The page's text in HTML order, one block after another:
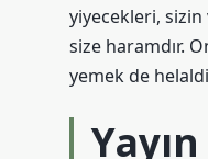
yiyecekleri,
size haramdır.
yemek de